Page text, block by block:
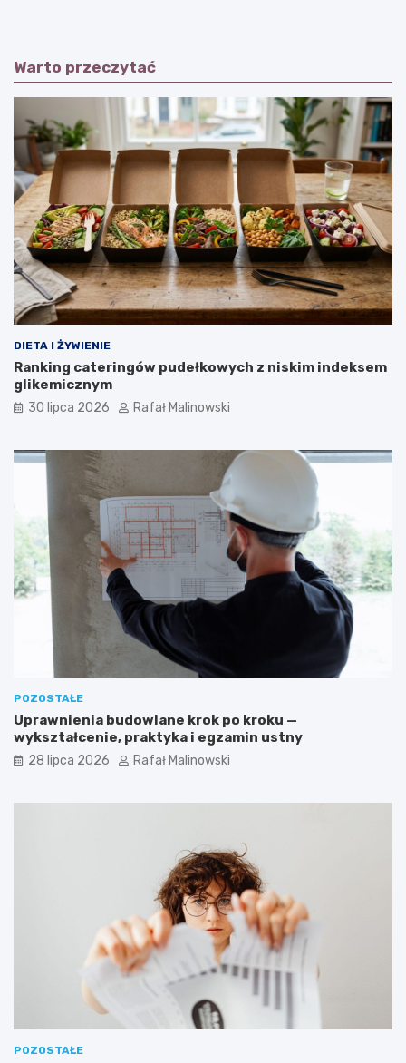
Warto przeczytać
DIETA I ŻYWIENIE
Ranking cateringów pudełkowych z niskim indeksem
glikemicznym
30 lipca 2026 Rafał Malinowski
POZOSTAŁE
Uprawnienia budowlane krok po kroku —
wykształcenie, praktyka i egzamin ustny
28 lipca 2026 Rafał Malinowski
POZOSTAŁE